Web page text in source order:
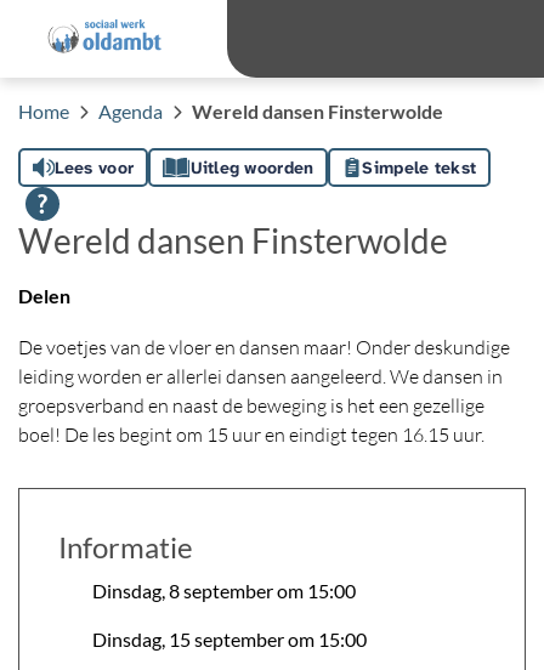
Home Agenda Wereld dansen Finsterwolde
Lees voor Uitleg woorden Simpele tekst
Wereld dansen Finsterwolde
Delen
De voetjes van de vloer en dansen maar! Onder deskundige
leiding worden er allerlei dansen aangeleerd. We dansen in
groepsverband en naast de beweging is het een gezellige
boel! De les begint om 15 uur en eindigt tegen 16.15 uur.
Informatie
Dinsdag, 8 september om 15:00
Dinsdag, 15 september om 15:00